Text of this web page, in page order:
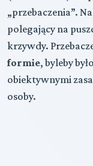
„przebaczenia”.
polegający na
krzywdy.
formie, byleby
obiektywnymi
osoby.